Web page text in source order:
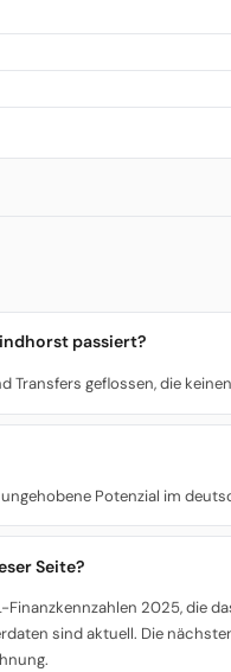
passiert?
Transfers geflossen, die
Potenzial im
Seite?
Finanzkennzahlen 2025, die
sind aktuell. Die